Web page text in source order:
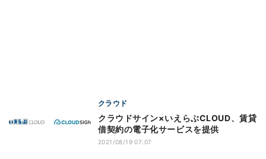
クラウド
クラウドサイン×いえらぶCLOUD、賃貸
借契約の電子化サービスを提供
2021/08/19 07:07